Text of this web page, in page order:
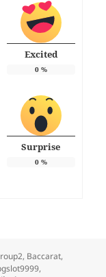
Excited
0%
Surprise
0%
, Baccarat,
,